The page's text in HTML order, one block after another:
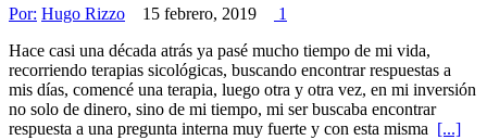
Por: Hugo Rizzo 15 febrero, 2019
1
Hace casi una década atrás ya pasé mucho tiempo de mi vida,
recorriendo terapias sicológicas, buscando encontrar respuestas a
mis días, comencé una terapia, luego otra y otra vez, en mi inversión
no solo de dinero, sino de mi tiempo, mi ser buscaba encontrar
respuesta a una pregunta interna muy fuerte y con esta misma [...]